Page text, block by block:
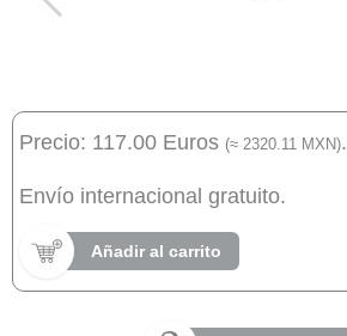
Precio: 117.00 Euros (≈ 2320.11 MXN).
Envío internacional gratuito.
Añadir al carrito